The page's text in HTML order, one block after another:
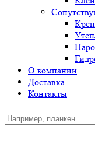
О компании
Доставка
Контакты